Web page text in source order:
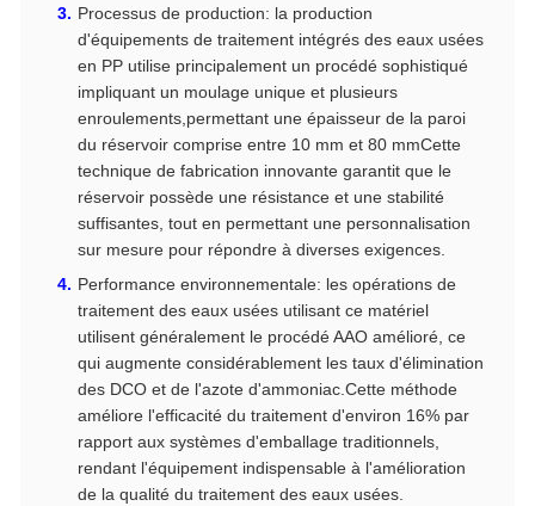
Processus de production: la production
d'équipements de traitement intégrés des eaux usées
en PP utilise principalement un procédé sophistiqué
impliquant un moulage unique et plusieurs
enroulements,permettant une épaisseur de la paroi
du réservoir comprise entre 10 mm et 80 mmCette
technique de fabrication innovante garantit que le
réservoir possède une résistance et une stabilité
suffisantes, tout en permettant une personnalisation
sur mesure pour répondre à diverses exigences.
Performance environnementale: les opérations de
traitement des eaux usées utilisant ce matériel
utilisent généralement le procédé AAO amélioré, ce
qui augmente considérablement les taux d'élimination
des DCO et de l'azote d'ammoniac.Cette méthode
améliore l'efficacité du traitement d'environ 16% par
rapport aux systèmes d'emballage traditionnels,
rendant l'équipement indispensable à l'amélioration
de la qualité du traitement des eaux usées.